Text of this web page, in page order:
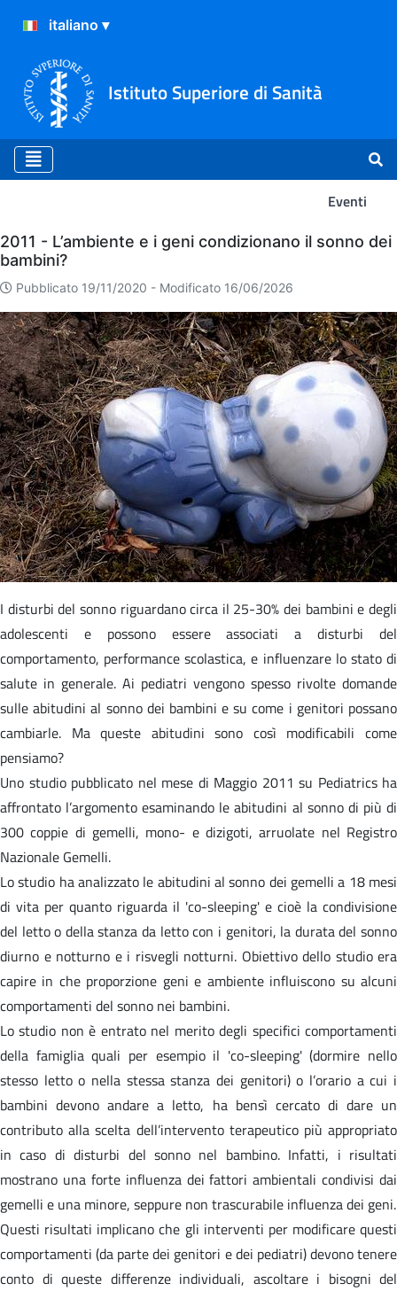
Istituto Superiore di Sanità
Eventi
Eventi
2011 - L’ambiente e i geni condizionano il sonno dei
bambini?
Pubblicato 19/11/2020 - Modificato 16/06/2026
I disturbi del sonno riguardano circa il 25-30% dei bambini e degli
adolescenti e possono essere associati a disturbi del
comportamento, performance scolastica, e influenzare lo stato di
salute in generale. Ai pediatri vengono spesso rivolte domande
sulle abitudini al sonno dei bambini e su come i genitori possano
cambiarle. Ma queste abitudini sono così modificabili come
pensiamo?
Uno studio pubblicato nel mese di Maggio 2011 su Pediatrics ha
affrontato l’argomento esaminando le abitudini al sonno di più di
300 coppie di gemelli, mono- e dizigoti, arruolate nel Registro
Nazionale Gemelli.
Lo studio ha analizzato le abitudini al sonno dei gemelli a 18 mesi
di vita per quanto riguarda il 'co-sleeping' e cioè la condivisione
del letto o della stanza da letto con i genitori, la durata del sonno
diurno e notturno e i risvegli notturni. Obiettivo dello studio era
capire in che proporzione geni e ambiente influiscono su alcuni
comportamenti del sonno nei bambini.
Lo studio non è entrato nel merito degli specifici comportamenti
della famiglia quali per esempio il 'co-sleeping' (dormire nello
stesso letto o nella stessa stanza dei genitori) o l’orario a cui i
bambini devono andare a letto, ha bensì cercato di dare un
contributo alla scelta dell’intervento terapeutico più appropriato
in caso di disturbi del sonno nel bambino. Infatti, i risultati
mostrano una forte influenza dei fattori ambientali condivisi dai
gemelli e una minore, seppure non trascurabile influenza dei geni.
Questi risultati implicano che gli interventi per modificare questi
comportamenti (da parte dei genitori e dei pediatri) devono tenere
conto di queste differenze individuali, ascoltare i bisogni del